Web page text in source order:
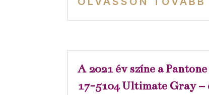
A 2021 év színe a Pantone
17-5104 Ultimate Gray –